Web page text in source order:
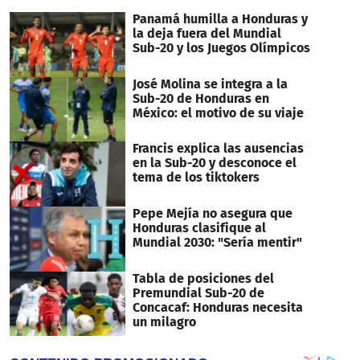
Panamá humilla a Honduras y
la deja fuera del Mundial
Sub-20 y los Juegos Olímpicos
José Molina se integra a la
Sub-20 de Honduras en
México: el motivo de su viaje
Francis explica las ausencias
en la Sub-20 y desconoce el
tema de los tiktokers
Pepe Mejía no asegura que
Honduras clasifique al
Mundial 2030: "Sería mentir"
Tabla de posiciones del
Premundial Sub-20 de
Concacaf: Honduras necesita
un milagro